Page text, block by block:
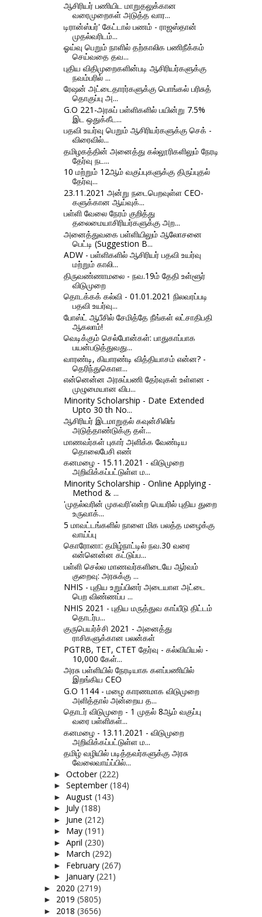
ஆசிரியர் பணியிட மாறுதலுக்கான
வரைமுறைகள் அடுத்த வார...
டிரான்ஸ்பர்' கேட்டால் பணம் - ராஜஸ்தான்
முதல்வரிடம்...
ஓய்வு பெறும் நாளில் தற்காலிக பணிநீக்கம்
செய்வதை தவ...
புதிய விதிமுறைகளின்படி ஆசிரியர்களுக்கு
நவம்பரில் ...
ரேஷன் அட்டைதாரர்களுக்கு பொங்கல் பரிசுத்
தொகுப்பு அ...
G.O 221-அரசுப் பள்ளிகளில் பயின்று 7.5%
இட ஒதுக்கீட...
பதவி உயர்வு பெறும் ஆசிரியர்களுக்கு செக் -
விரைவில்...
தமிழகத்தின் அனைத்து கல்லூரிகளிலும் நேரடி
தேர்வு நட...
10 மற்றும் 12ஆம் வகுப்புகளுக்கு திருப்புதல்
தேர்வு...
23.11.2021 அன்று நடைபெறவுள்ள CEO-
களுக்கான ஆய்வுக்...
பள்ளி வேலை நேரம் குறித்து
தலைமையாசிரியர்களுக்கு அற...
அனைத்துவகை பள்ளியிலும் ஆலோசனை
பெட்டி (Suggestion B...
ADW - பள்ளிகளில் ஆசிரியர் பதவி உயர்வு
மற்றும் காலி...
திருவண்ணாமலை - நவ.19ம் தேதி உள்ளூர்
விடுமுறை
தொடக்கக் கல்வி - 01.01.2021 நிலவரப்படி
பதவி உயர்வு...
போஸ்ட் ஆபீசில் சேமித்தே நீங்கள் லட்சாதிபதி
ஆகலாம்!
வெடிக்கும் செல்போன்கள்: பாதுகாப்பாக
பயன்படுத்துவது...
வாரண்டி, கியாரண்டி வித்தியாசம் என்ன? -
தெரிந்துகொள...
என்னென்ன அரசுப்பணி தேர்வுகள் உள்ளன -
முழுமையான விப...
Minority Scholarship - Date Extended
Upto 30 th No...
ஆசிரியர் இடமாறுதல் கவுன்சிலிங்
அடுத்தாண்டுக்கு தள்...
மாணவர்கள் புகார் அளிக்க வேண்டிய
தொலைபேசி எண்
கனமழை - 15.11.2021 - விடுமுறை
அறிவிக்கப்பட்டுள்ள ம...
Minority Scholarship - Online Applying -
Method & ...
'முதல்வரின் முகவரி'என்ற பெயரில் புதிய துறை
உருவாக்...
5 மாவட்டங்களில் நாளை மிக பலத்த மழைக்கு
வாய்ப்பு
கொரோனா: தமிழ்நாட்டில் நவ.30 வரை
என்னென்ன கட்டுப்ப...
பள்ளி செல்ல மாணவர்களிடையே ஆர்வம்
குறைவு: அரசுக்கு ...
NHIS - புதிய உறுப்பினர் அடையாள அட்டை
பெற விண்ணப்ப ...
NHIS 2021 - புதிய மருத்துவ காப்பீடு திட்டம்
தொடர்ப...
குருபெயர்ச்சி 2021 - அனைத்து
ராசிகளுக்கான பலன்கள்
PGTRB, TET, CTET தேர்வு - கல்வியியல் -
10,000 கேள்...
அரசு பள்ளியில் நேரடியாக களப்பணியில்
இறங்கிய CEO
G.O 1144 - மழை காரணமாக விடுமுறை
அளித்தால் அன்றைய த...
தொடர் விடுமுறை - 1 முதல் 8ஆம் வகுப்பு
வரை பள்ளிகள்...
கனமழை - 13.11.2021 - விடுமுறை
அறிவிக்கப்பட்டுள்ள ம...
தமிழ் வழியில் படித்தவர்களுக்கு அரசு
வேலைவாய்ப்பில்...
► October(222)
► September(184)
► August (143)
► July (188)
► June (212)
► May (191)
► April (230)
► March (292)
► February (267)
► January (221)
► 2020 (2719)
► 2019 (5805)
► 2018 (3656)